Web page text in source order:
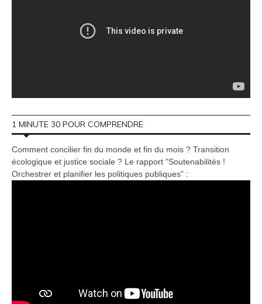
1 MINUTE 30 POUR COMPRENDRE
Comment concilier fin du monde et fin du mois ? Transition
écologique et justice sociale ? Le rapport "Soutenabilités !
Orchestrer et planifier les politiques publiques" :